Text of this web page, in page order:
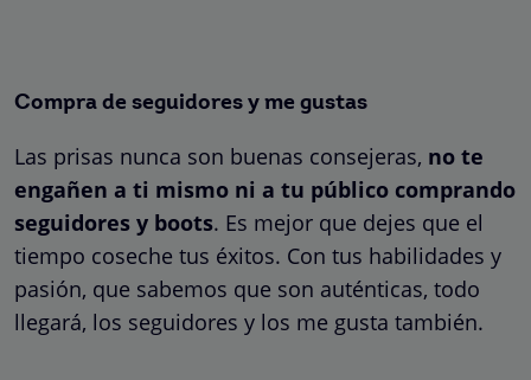
Compra de seguidores y me gustas
Las prisas nunca son buenas consejeras, no te
engañen a ti mismo ni a tu público comprando
seguidores y boots. Es mejor que dejes que el
tiempo coseche tus éxitos. Con tus habilidades y
pasión, que sabemos que son auténticas, todo
llegará, los seguidores y los me gusta también.